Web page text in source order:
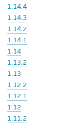
1.14.4
1.14.3
1.14.2
1.14.1
1.14
1.13.2
1.13
1.12.2
1.12.1
1.12
1.11.2